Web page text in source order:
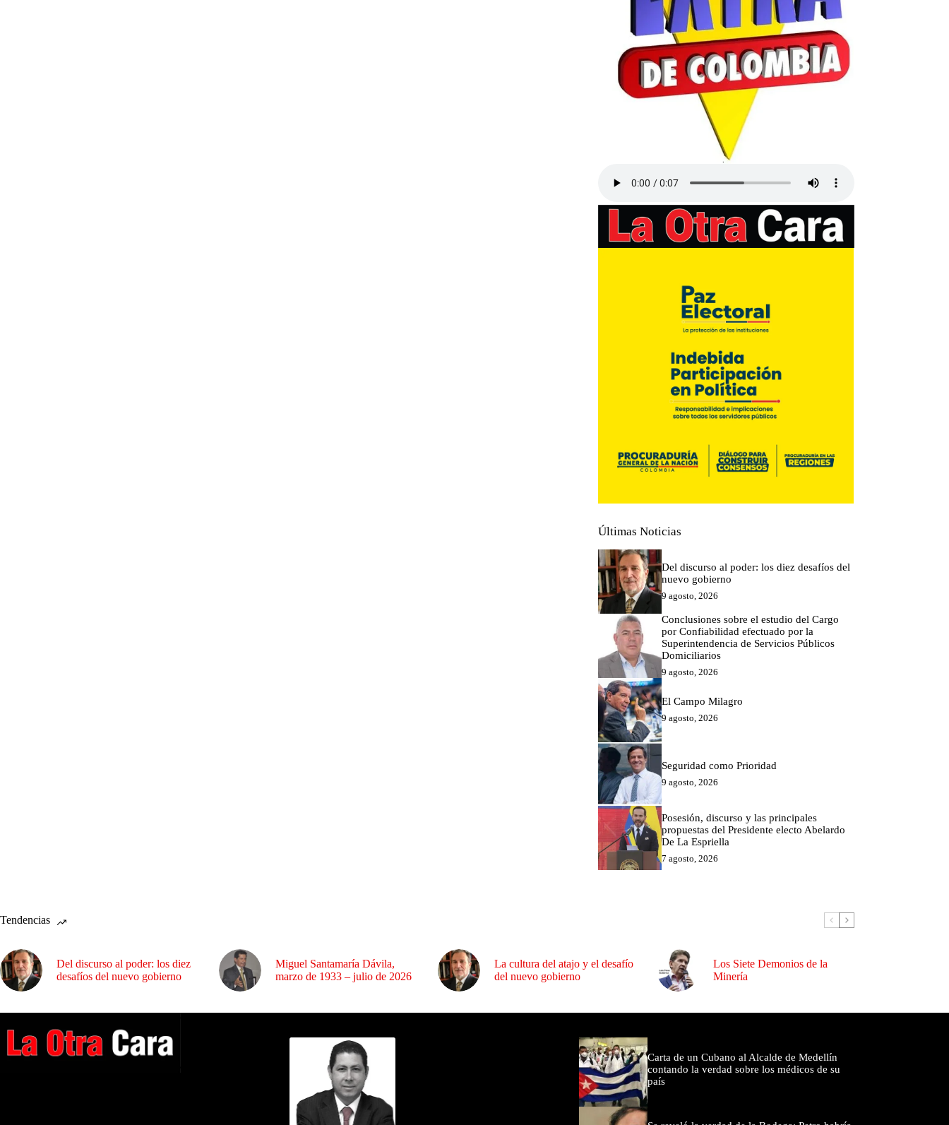
Últimas Noticias
Del discurso al poder: los diez desafíos del
nuevo gobierno
9 agosto, 2026
Conclusiones sobre el estudio del Cargo
por Confiabilidad efectuado por la
Superintendencia de Servicios Públicos
Domiciliarios
9 agosto, 2026
El Campo Milagro
9 agosto, 2026
Seguridad como Prioridad
9 agosto, 2026
Posesión, discurso y las principales
propuestas del Presidente electo Abelardo
De La Espriella
7 agosto, 2026
Tendencias
Del discurso al poder: los diez
desafíos del nuevo gobierno
Miguel Santamaría Dávila,
marzo de 1933 – julio de 2026
La cultura del atajo y el desafío
del nuevo gobierno
Los Siete Demonios de la
Minería
Carta de un Cubano al Alcalde de Medellín
contando la verdad sobre los médicos de su
país